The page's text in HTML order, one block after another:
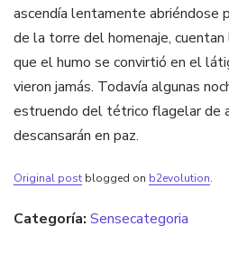
ascendía lentamente abriéndose
de la torre del homenaje,
que el humo se convirtió en el
vieron jamás. Todavía algunas
estruendo del tétrico flagelar de
descansarán en paz.
Original post blogged on b2evolution.
Categoría: Sensecategoria